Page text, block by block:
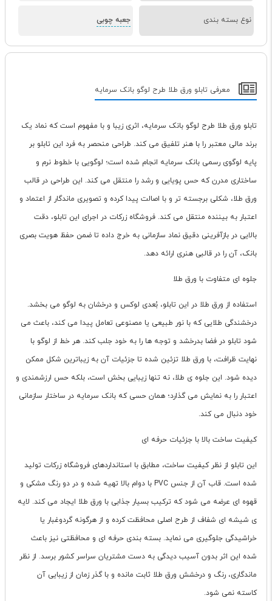
نوع بسته بندی جعبه چوبی
معرفی تابلو ورق طلا طرح لوگو بانک سرمایه
تابلو ورق طلا طرح لوگو بانک سرمایه، اثری زیبا و با مفهوم است که نماد یک
برند مالی معتبر را با هنر تلفیق می کند. طراحی منحصر به فرد این تابلو بر
پایه لوگوی رسمی بانک سرمایه انجام شده است؛ لوگویی با خطوط نرم و
ساختاری مدرن که حس پویایی و رشد را منتقل می کند. این طراحی در قالب
ورق طلا، شکلی برجسته تر و با اصالت پیدا کرده و تصویری ماندگار از اعتماد و
اعتبار به بیننده منتقل می کند. فروشگاه زرکات در اجرای این تابلو، دقت
بالایی در بازآفرینی دقیق نماد سازمانی به خرج داده تا ضمن حفظ هویت بصری
بانک، آن را در قالبی هنری ارائه دهد.
جلوه ای متفاوت با ورق طلا
استفاده از ورق طلا در این تابلو، بُعدی لوکس و درخشان به لوگو می بخشد.
درخشندگی طلایی که با نور طبیعی یا مصنوعی تعامل پیدا می کند، باعث می
شود تابلو در فضا بدرخشد و توجه ها را به خود جلب کند. هر خط از لوگو با
نهایت ظرافت، با ورق طلا تزئین شده تا جزئیات آن به زیباترین شکل ممکن
دیده شود. این جلوه ی طلا، نه تنها زیبایی بخش است، بلکه حس ارزشمندی و
اعتبار را به نمایش می گذارد؛ همان حسی که بانک سرمایه در ساختار سازمانی
خود دنبال می کند.
کیفیت ساخت بالا با جزئیات حرفه ای
این تابلو از نظر کیفیت ساخت، مطابق با استانداردهای فروشگاه زرکات تولید
شده است. قاب آن از جنس PVC با دوام بالا تهیه شده و در دو رنگ مشکی و
قهوه ای عرضه می شود که ترکیب بسیار جذابی با ورق طلا ایجاد می کند. لایه
ی شیشه ای شفاف از طرح اصلی محافظت کرده و از هرگونه گردوغبار یا
خراشیدگی جلوگیری می نماید. بسته بندی حرفه ای و محافظتی نیز باعث
شده این اثر بدون آسیب دیدگی به دست مشتریان سراسر کشور برسد. از نظر
ماندگاری، رنگ و درخشش ورق طلا ثابت مانده و با گذر زمان از زیبایی آن
کاسته نمی شود.